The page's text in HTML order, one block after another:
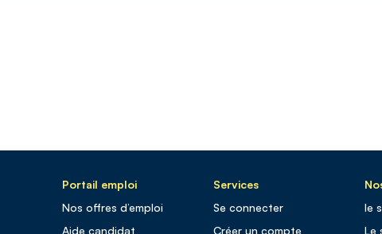
Portail emploi
Nos offres d’emploi
Aide candidat
Services
Se connecter
Créer un compte
le
Le